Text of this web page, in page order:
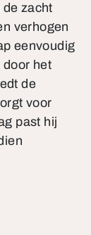
zacht
verhogen
eenvoudig
door het
de
voor
past hij